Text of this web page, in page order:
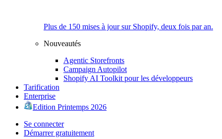
Plus de 150 mises à jour sur Shopify, deux fois par an.
Nouveautés
Agentic Storefronts
Campaign Autopilot
Shopify AI Toolkit pour les développeurs
Tarification
Enterprise
Edition Printemps 2026
Se connecter
Démarrer gratuitement